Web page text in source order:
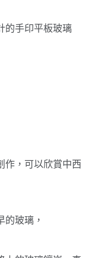
的手印平板玻璃
作，可以欣賞中西
的玻璃，